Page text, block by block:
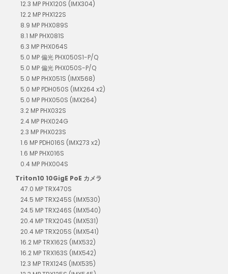
12.3 MP PHX120S (IMX304)
12.2 MP PHX122S
8.9 MP PHX089S
8.1 MP PHX081S
6.3 MP PHX064S
5.0 MP 偏光 PHX050S1-P/Q
5.0 MP 偏光 PHX050S-P/Q
5.0 MP PHX051S (IMX568)
5.0 MP PDH050S (IMX264 x2)
5.0 MP PHX050S (IMX264)
3.2 MP PHX032S
2.4 MP PHX024G
2.3 MP PHX023S
1.6 MP PDH016S (IMX273 x2)
1.6 MP PHX016S
0.4 MP PHX004S
Triton10 10GigE PoE カメラ
47.0 MP TRX470S
24.5 MP TRX245S (IMX530)
24.5 MP TRX246S (IMX540)
20.4 MP TRX204S (IMX531)
20.4 MP TRX205S (IMX541)
16.2 MP TRX162S (IMX532)
16.2 MP TRX163S (IMX542)
12.3 MP TRX124S (IMX535)